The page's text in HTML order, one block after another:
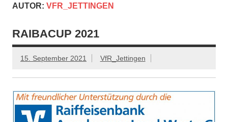
AUTOR: VFR_JETTINGEN
RAIBACUP 2021
15. September 2021 VfR_Jettingen